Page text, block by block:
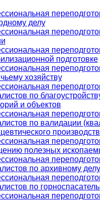
делу
подготовке
хозяйству
по
и объектов
по валидации
полезных
по архивному делу
по